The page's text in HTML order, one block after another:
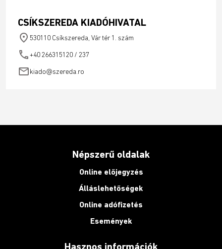
CSÍKSZEREDA KIADÓHIVATAL
place 530110 Csíkszereda, Vár tér 1. szám
phone+40 266315120 / 237
emailkiado@szereda.ro
Népszerű oldalak
Online előjegyzés
Álláslehetőségek
Online adófizetés
Események
Hasznos információk